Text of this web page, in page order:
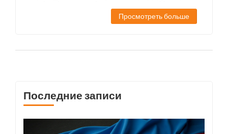
начнется 15 февраля 2025 года и затронет
всех пользователей. Новый порядок
Просмотреть больше
Последние записи